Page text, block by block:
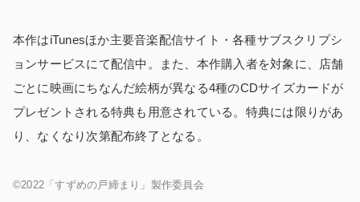
本作はiTunesほか主要音楽配信サイト・各種サブスクリプシ
ョンサービスにて配信中。また、本作購入者を対象に、店舗
ごとに映画にちなんだ絵柄が異なる4種のCDサイズカードが
プレゼントされる特典も用意されている。特典には限りがあ
り、なくなり次第配布終了となる。
©2022「すずめの戸締まり」製作委員会